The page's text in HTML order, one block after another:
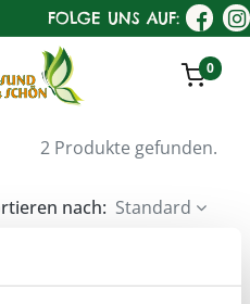
FOLGE UNS AUF:
0
2 Produkte gefunden.
nach: Standard
sauber!Hände -